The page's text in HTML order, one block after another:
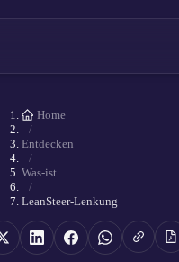
Home
/
Entdecken
/
Was-ist
/
LeanSteer-Lenkung